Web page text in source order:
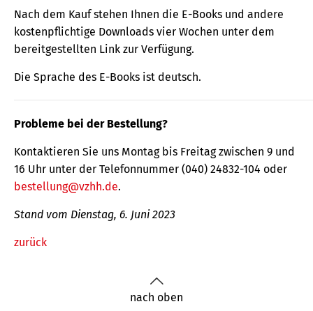
Nach dem Kauf stehen Ihnen die E-Books und andere
kostenpflichtige Downloads vier Wochen unter dem
bereitgestellten Link zur Verfügung.
Die Sprache des E-Books ist deutsch.
Probleme bei der Bestellung?
Kontaktieren Sie uns Montag bis Freitag zwischen 9 und
16 Uhr unter der Telefonnummer (040) 24832-104 oder
bestellung@vzhh.de.
Stand vom Dienstag, 6. Juni 2023
zurück
nach oben